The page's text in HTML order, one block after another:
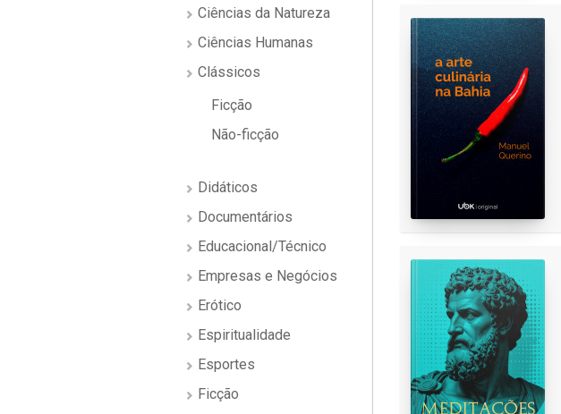
Ciências da Natureza
Ciências Humanas
Clássicos
Ficção
Não-ficção
Didáticos
Documentários
Educacional/Técnico
Empresas e Negócios
Erótico
Espiritualidade
Esportes
Ficção